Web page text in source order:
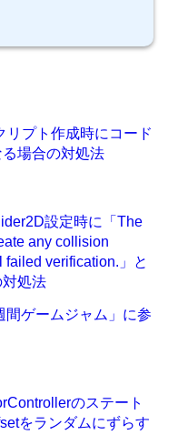
リプト作成時にコード
場合の対処法
設定時に「The
any collision
failed verification.」と
処法
間ゲームジャム」に参
のステート
をランダムにずらす